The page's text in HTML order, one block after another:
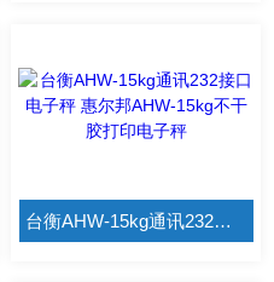
台衡AHW-15kg通讯232接口电子秤 惠尔邦AHW-15kg不干胶打印电子秤